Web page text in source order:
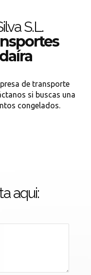
S.L.
de transporte
si buscas una
congelados.
aqui: